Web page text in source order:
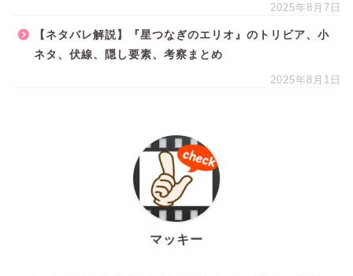
2025年8月7日
【ネタバレ解説】『星つなぎのエリオ』のトリビア、小
ネタ、伏線、隠し要素、考察まとめ
2025年8月1日
マッキー